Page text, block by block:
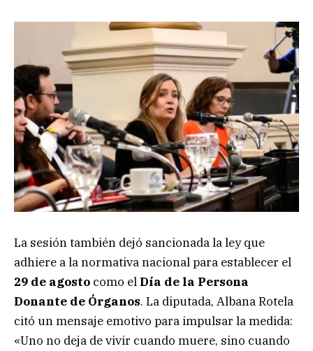
La sesión también dejó sancionada la ley que
adhiere a la normativa nacional para establecer el
29 de agosto como el Día de la Persona
Donante de Órganos. La diputada, Albana Rotela
citó un mensaje emotivo para impulsar la medida:
«Uno no deja de vivir cuando muere, sino cuando